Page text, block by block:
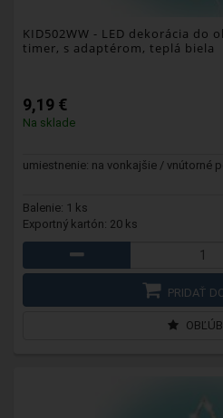
KID502WW - LED dekorácia do
timer, s adaptérom, teplá biela
9,19 €
Na sklade
umiestnenie: na vonkajšie / vnútorné
Balenie: 1 ks
Exportný kartón: 20 ks
PRIDAŤ